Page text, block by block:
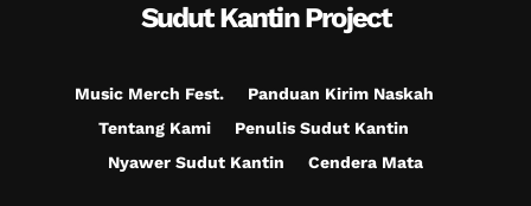
Sudut Kantin Project
Music Merch Fest.
Panduan Kirim Naskah
Tentang Kami
Penulis Sudut Kantin
Nyawer Sudut Kantin
Cendera Mata